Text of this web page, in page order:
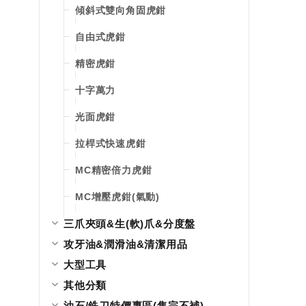
傾斜式雙向角固虎鉗
自由式虎鉗
精密虎鉗
十字萬力
光面虎鉗
拉桿式快速虎鉗
MC精密倍力虎鉗
MC增壓虎鉗(氣動)
三爪夾頭&生(軟)爪&分度盤
攻牙油&潤滑油&清潔用品
大型工具
其他分類